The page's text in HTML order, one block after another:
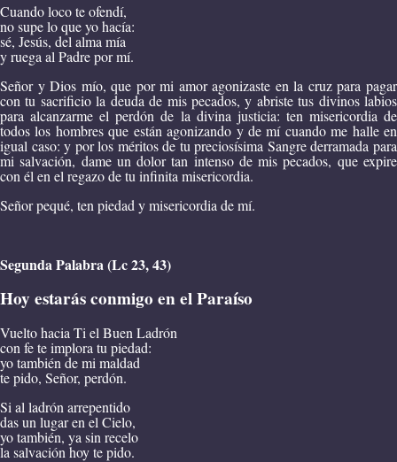
Cuando loco te ofendí,
no supe lo que yo hacía:
sé, Jesús, del alma mía
y ruega al Padre por mí.
Señor y Dios mío, que por mi amor agonizaste en la cruz para pagar
con tu sacrificio la deuda de mis pecados, y abriste tus divinos labios
para alcanzarme el perdón de la divina justicia: ten misericordia de
todos los hombres que están agonizando y de mí cuando me halle en
igual caso: y por los méritos de tu preciosísima Sangre derramada para
mi salvación, dame un dolor tan intenso de mis pecados, que expire
con él en el regazo de tu infinita misericordia.
Señor pequé, ten piedad y misericordia de mí.
Segunda Palabra (Lc 23, 43)
Hoy estarás conmigo en el Paraíso
Vuelto hacia Ti el Buen Ladrón
con fe te implora tu piedad:
yo también de mi maldad
te pido, Señor, perdón.
Si al ladrón arrepentido
das un lugar en el Cielo,
yo también, ya sin recelo
la salvación hoy te pido.